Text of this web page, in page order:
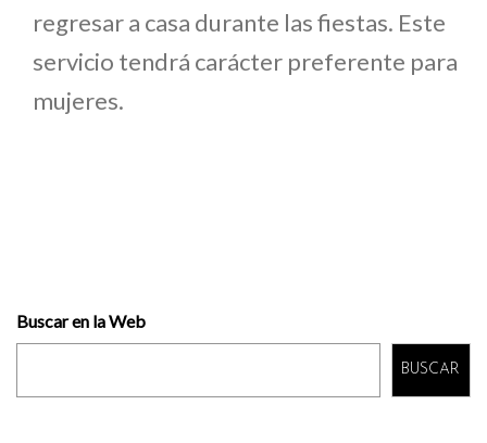
regresar a casa durante las fiestas. Este
servicio tendrá carácter preferente para
mujeres.
Buscar en la Web
BUSCAR